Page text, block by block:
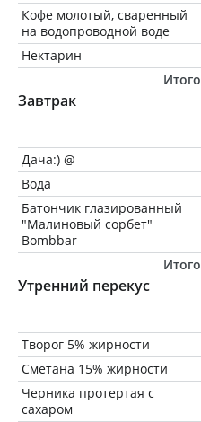
Кофе молотый, сваренный
на водопроводной воде
Нектарин
Итого
Завтрак
Дача:) @
Вода
Батончик глазированный
"Малиновый сорбет"
Bombbar
Итого
Утренний перекус
Творог 5% жирности
Сметана 15% жирности
Черника протертая с
сахаром